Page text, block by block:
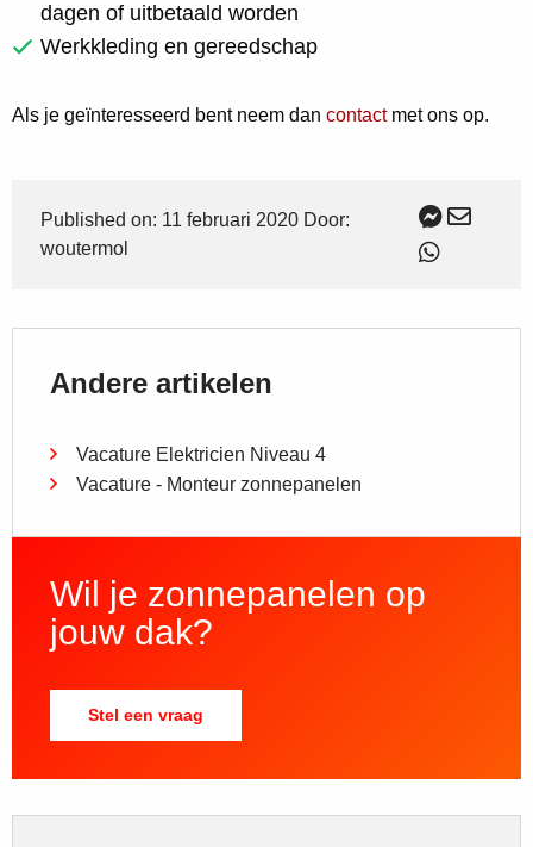
dagen of uitbetaald worden
Werkkleding en gereedschap
Als je geïnteresseerd bent neem dan contactmet ons op.
Published on: 11 februari 2020 Door:
woutermol
Andere artikelen
Vacature Elektricien Niveau 4
Vacature - Monteur zonnepanelen
Wil je zonnepanelen op
jouw dak?
Stel een vraag